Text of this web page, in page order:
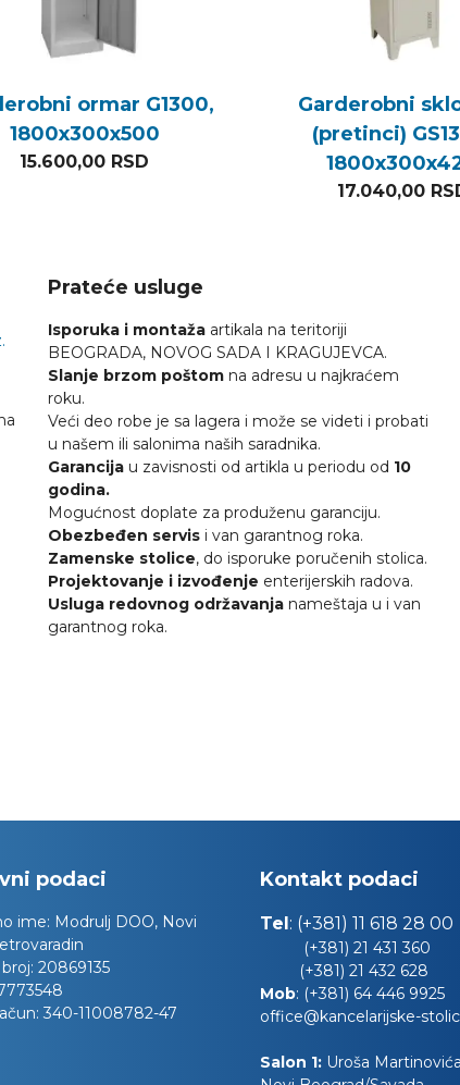
ormar G1300,
1800x300x500
15.600,00 RSD
Garderobni
(pretinci)
17.040,00
Prateće usluge
Isporuka i montažaartikala na teritoriji
BEOGRADA, NOVOG SADA I KRAGUJEVCA.
Slanje brzom poštomna adresu u najkraćem
roku.
Veći deo robe je sa lagera i može se videti i probati
u našem ili salonima naših saradnika.
Garancijau zavisnosti od artikla u periodu od 10
godina.
Mogućnost doplate za produženu garanciju.
Obezbeđen servisi van garantnog roka.
Zamenske stolice, do isporuke poručenih stolica.
Projektovanje i izvođenje enterijerskih radova.
Usluga redovnog održavanjanameštaja u i van
garantnog roka.
podaci
ime: Modrulj DOO, Novi
20869135
340-11008782-47
Kontakt podaci
Tel: (+381) 11 618 28 00
(+381) 21 431 360
(+381) 21 432 628
Mob: (+381) 64 446 9925
office@kancelarijske-
Salon 1: Uroša